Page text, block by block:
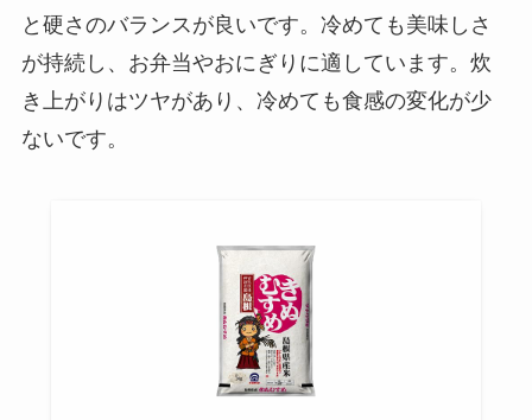
と硬さのバランスが良いです。冷めても美味しさ
が持続し、お弁当やおにぎりに適しています。炊
き上がりはツヤがあり、冷めても食感の変化が少
ないです。